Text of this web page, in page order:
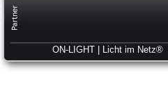
ON-LIGHT | Licht im Netz®